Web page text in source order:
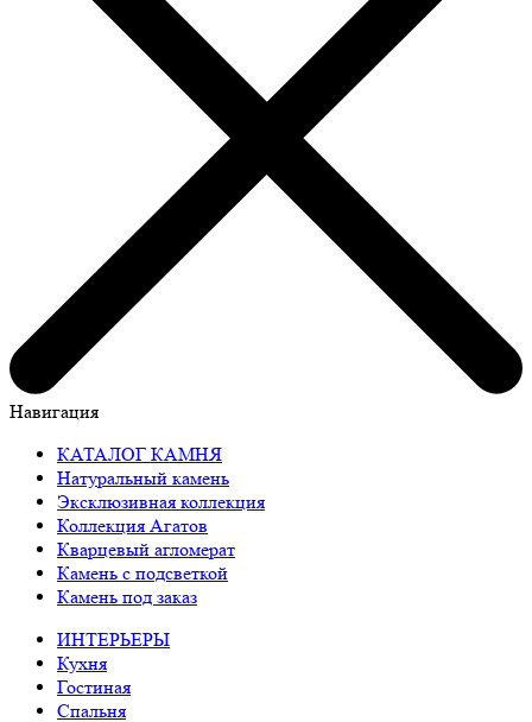
Навигация
КАТАЛОГ КАМНЯ
Натуральный камень
Эксклюзивная коллекция
Коллекция Агатов
Кварцевый агломерат
Камень с подсветкой
Камень под заказ
ИНТЕРЬЕРЫ
Кухня
Гостиная
Спальня